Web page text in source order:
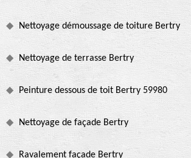
Nettoyage démoussage de toiture Bertry
Nettoyage de terrasse Bertry
Peinture dessous de toit Bertry 59980
Nettoyage de façade Bertry
Ravalement façade Bertry